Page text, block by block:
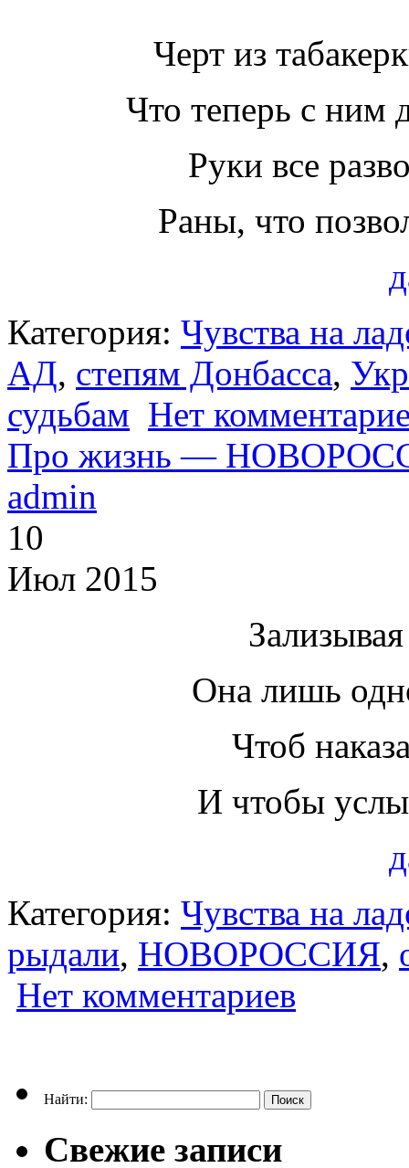
Черт из
Что теперь с ним
Руки все
Раны, что
Категория: Чувства на
АД, степям Донбасса,
судьбам Нет
Про жизнь —
admin
10
Июл 2015
Она лишь
Чтоб
И чтобы
Категория: Чувства на
рыдали, НОВОРОССИЯ,
Нет комментариев
Найти:
Свежие записи